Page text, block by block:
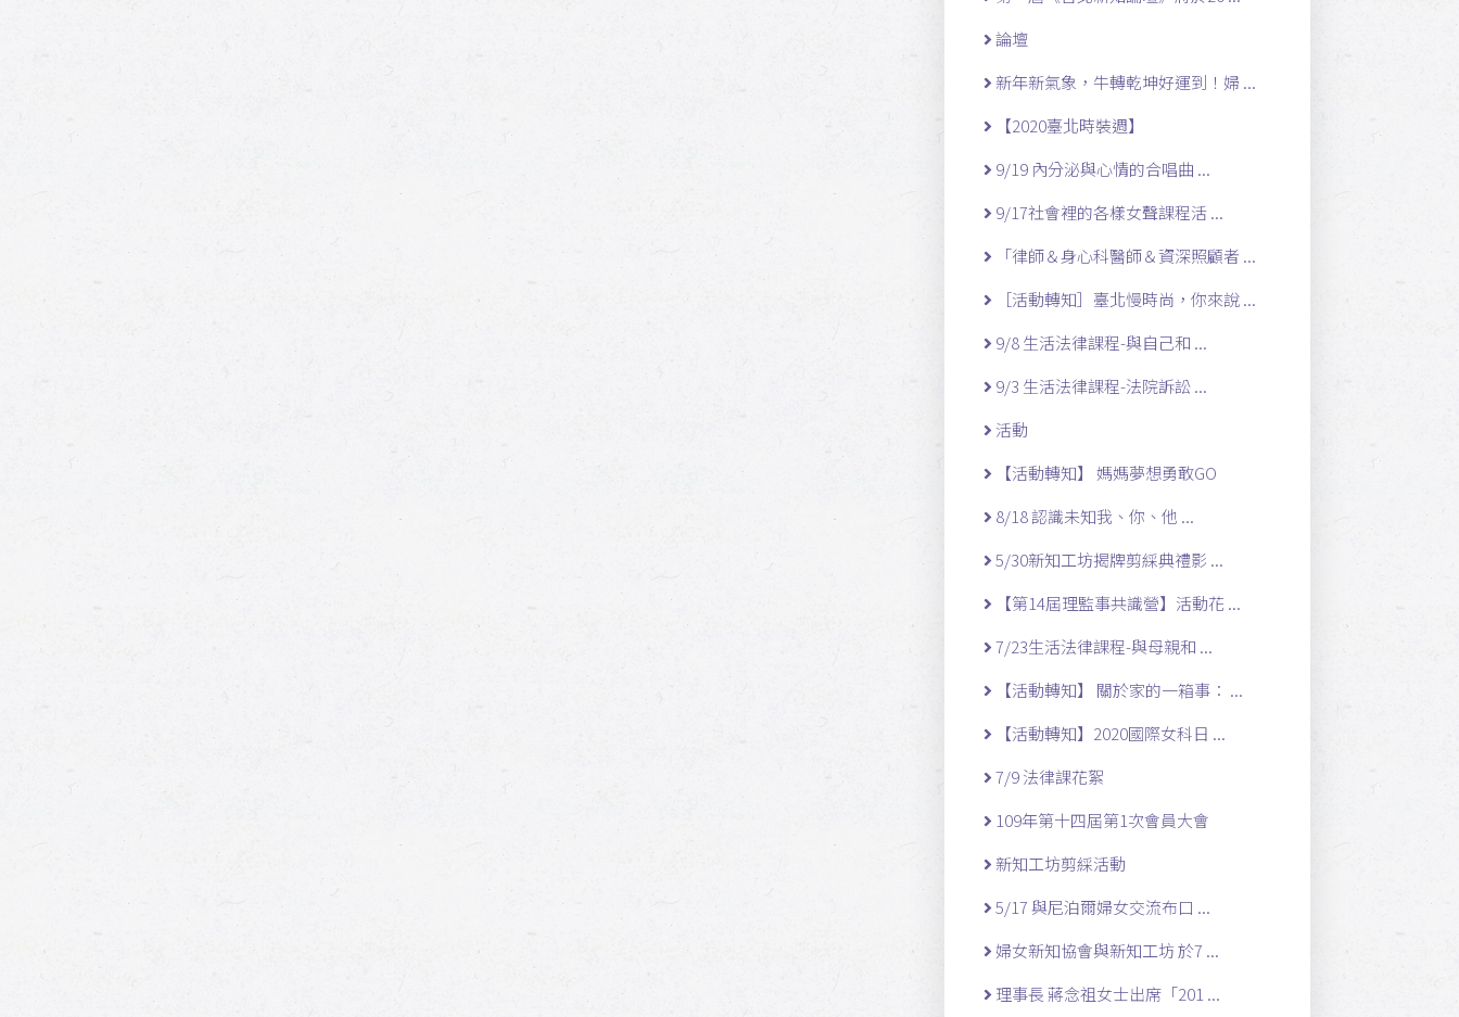
論壇
新年新氣象，牛轉乾坤好運到！婦 ...
【2020臺北時裝週】
9/19 內分泌與心情的合唱曲 ...
9/17社會裡的各樣女聲課程活 ...
「律師＆身心科醫師＆資深照顧者 ...
［活動轉知］臺北慢時尚，你來說 ...
9/8 生活法律課程-與自己和 ...
9/3 生活法律課程-法院訴訟 ...
活動
【活動轉知】 媽媽夢想勇敢GO
8/18 認識未知我、你、他 ...
5/30新知工坊揭牌剪綵典禮影 ...
【第14屆理監事共識營】活動花 ...
7/23生活法律課程-與母親和 ...
【活動轉知】 關於家的一箱事： ...
【活動轉知】2020國際女科日 ...
7/9 法律課花絮
109年第十四屆第1次會員大會
新知工坊剪綵活動
5/17 與尼泊爾婦女交流布口 ...
婦女新知協會與新知工坊 於7 ...
理事長 蔣念祖女士出席「201 ...